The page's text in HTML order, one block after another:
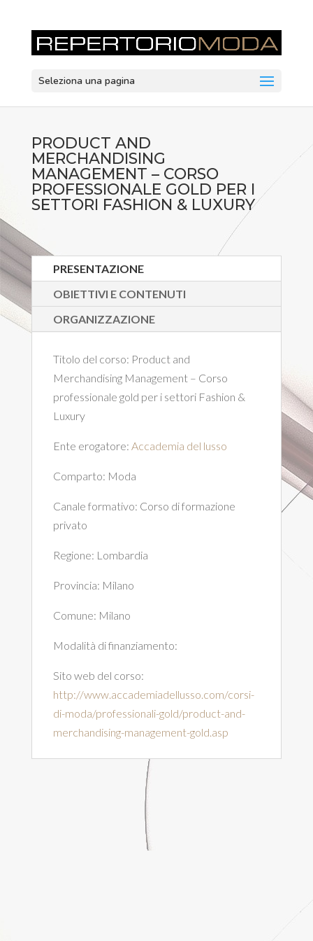
Seleziona una pagina
PRODUCT AND
MERCHANDISING
MANAGEMENT – CORSO
PROFESSIONALE GOLD PER I
SETTORI FASHION & LUXURY
PRESENTAZIONE
OBIETTIVI E CONTENUTI
ORGANIZZAZIONE
Titolo del corso: Product and
Merchandising Management – Corso
professionale gold per i settori Fashion &
Luxury
Ente erogatore: Accademia del lusso
Comparto: Moda
Canale formativo: Corso di formazione
privato
Regione: Lombardia
Provincia: Milano
Comune: Milano
Modalità di finanziamento:
Sito web del corso:
http://www.accademiadellusso.com/corsi-
di-moda/professionali-gold/product-and-
merchandising-management-gold.asp